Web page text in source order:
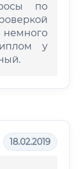
по
немного
у
18.02.2019